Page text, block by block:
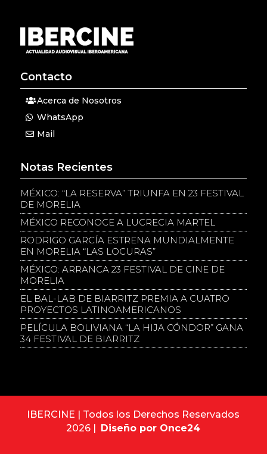
Contacto
Acerca de Nosotros
WhatsApp
Mail
Notas Recientes
MÉXICO: “LA RESERVA” TRIUNFA EN 23 FESTIVAL
DE MORELIA
MÉXICO RECONOCE A LUCRECIA MARTEL
RODRIGO GARCÍA ESTRENA MUNDIALMENTE
EN MORELIA “LAS LOCURAS”
MÉXICO: ARRANCA 23 FESTIVAL DE CINE DE
MORELIA
EL BAL-LAB DE BIARRITZ PREMIA A CUATRO
PROYECTOS LATINOAMERICANOS
PELÍCULA BOLIVIANA “LA HIJA CÓNDOR” GANA
34 FESTIVAL DE BIARRITZ
IBERCINE | Todos los Derechos Reservados
2026 | Diseño por Once24